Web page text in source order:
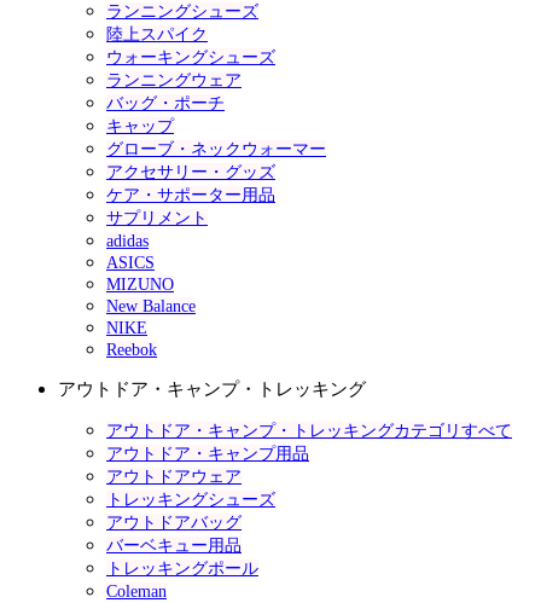
ランニングシューズ
陸上スパイク
ウォーキングシューズ
ランニングウェア
バッグ・ポーチ
キャップ
グローブ・ネックウォーマー
アクセサリー・グッズ
ケア・サポーター用品
サプリメント
adidas
ASICS
MIZUNO
New Balance
NIKE
Reebok
アウトドア・キャンプ・トレッキング
アウトドア・キャンプ・トレッキングカテゴリすべて
アウトドア・キャンプ用品
アウトドアウェア
トレッキングシューズ
アウトドアバッグ
バーベキュー用品
トレッキングポール
Coleman